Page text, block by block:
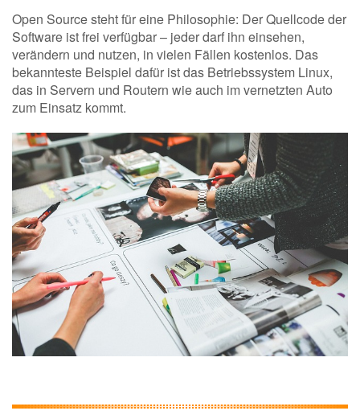
Open Source steht für eine Philosophie: Der Quellcode der
Software ist frei verfügbar – jeder darf ihn einsehen,
verändern und nutzen, in vielen Fällen kostenlos. Das
bekannteste Beispiel dafür ist das Betriebssystem Linux,
das in Servern und Routern wie auch im vernetzten Auto
zum Einsatz kommt.